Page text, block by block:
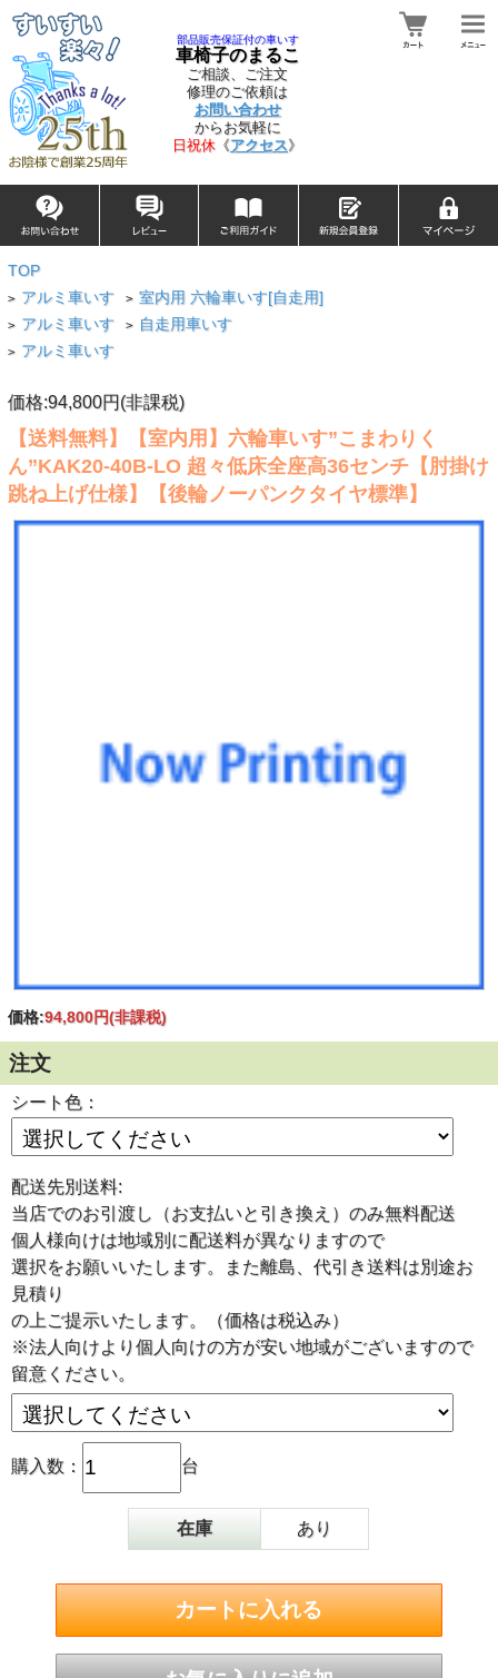
部品販売保証付の車いす
車椅子のまるこ
ご相談、ご注文
修理のご依頼は
お問い合わせ
からお気軽に
日祝休 《アクセス》
TOP
> アルミ車いす > 室内用 六輪車いす[自走用]
> アルミ車いす > 自走用車いす
> アルミ車いす
価格:94,800円(非課税)
【送料無料】【室内用】六輪車いす”こまわりく
ん”KAK20-40B-LO 超々低床全座高36センチ【肘掛け
跳ね上げ仕様】【後輪ノーパンクタイヤ標準】
価格:94,800円(非課税)
注文
シート色：
配送先別送料:
当店でのお引渡し（お支払いと引き換え）のみ無料配送
個人様向けは地域別に配送料が異なりますので
選択をお願いいたします。また離島、代引き送料は別途お
見積り
の上ご提示いたします。（価格は税込み）
※法人向けより個人向けの方が安い地域がございますので
留意ください。
購入数： 台
在庫 あり